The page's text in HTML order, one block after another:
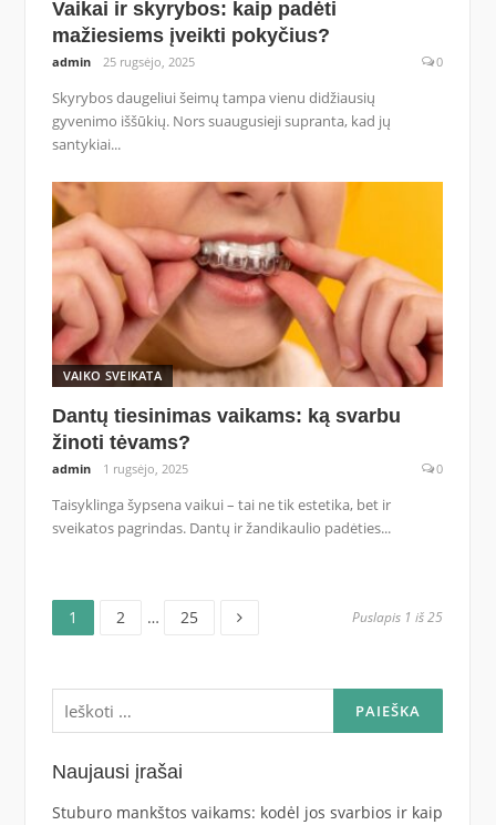
Vaikai ir skyrybos: kaip padėti
mažiesiems įveikti pokyčius?
admin 25 rugsėjo, 2025 0
Skyrybos daugeliui šeimų tampa vienu didžiausių
gyvenimo iššūkių. Nors suaugusieji supranta, kad jų
santykiai...
VAIKO SVEIKATA
Dantų tiesinimas vaikams: ką svarbu
žinoti tėvams?
admin 1 rugsėjo, 2025 0
Taisyklinga šypsena vaikui – tai ne tik estetika, bet ir
sveikatos pagrindas. Dantų ir žandikaulio padėties...
Navigacija
įrašų
Puslapis
1 2 … 25 Puslapis 1 iš 25
Ieškoti:
Naujausi įrašai
Stuburo mankštos vaikams: kodėl jos svarbios ir kaip